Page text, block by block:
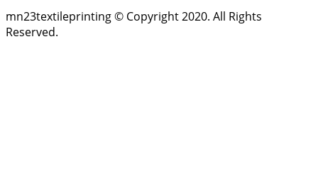
mn23textileprinting © Copyright 2020. All Rights
Reserved.